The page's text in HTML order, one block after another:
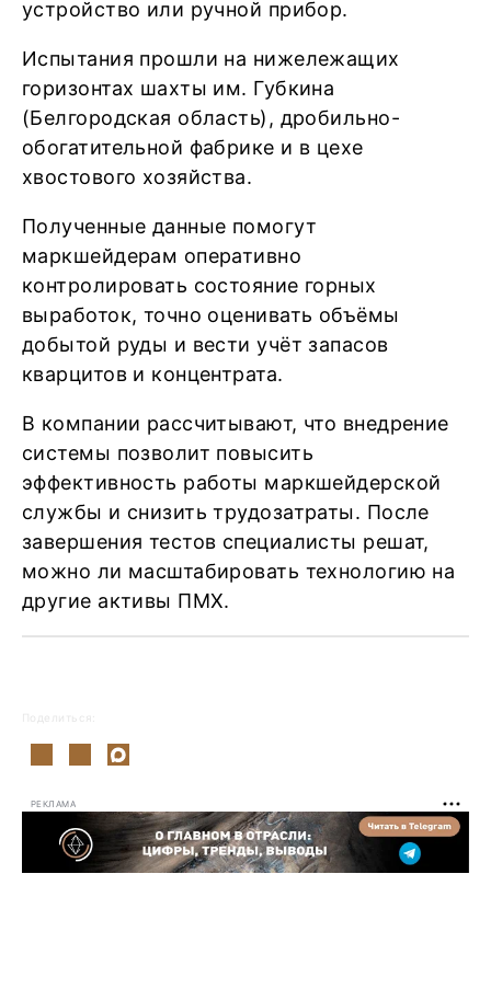
устройство или ручной прибор.
Испытания прошли на нижележащих
горизонтах шахты им. Губкина
(Белгородская область), дробильно-
обогатительной фабрике и в цехе
хвостового хозяйства.
Полученные данные помогут
маркшейдерам оперативно
контролировать состояние горных
выработок, точно оценивать объёмы
добытой руды и вести учёт запасов
кварцитов и концентрата.
В компании рассчитывают, что внедрение
системы позволит повысить
эффективность работы маркшейдерской
службы и снизить трудозатраты. После
завершения тестов специалисты решат,
можно ли масштабировать технологию на
другие активы ПМХ.
Поделиться:
РЕКЛАМА